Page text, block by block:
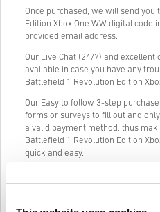
Once purchased, we will send you
Edition Xbox One WW digital
provided email address.
Our Live Chat (24/7) and
available in case you have any
Battlefield 1 Revolution Edition
Our Easy to follow 3-step
forms or surveys to fill out and
a valid payment method, thus
Battlefield 1 Revolution Edition
quick and easy.